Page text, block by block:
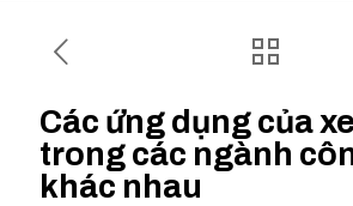
Các ứng dụng của
trong các ngành
khác nhau